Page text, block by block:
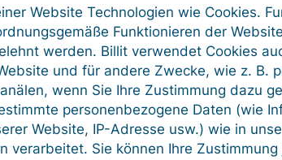
Website Technologien wie Cookies.
Funktionieren der
werden. Billit verwendet Cookies
und für andere Zwecke, wie z. B.
wenn Sie Ihre Zustimmung dazu
personenbezogene Daten (wie
Website, IP-Adresse usw.) wie in
verarbeitet. Sie können Ihre